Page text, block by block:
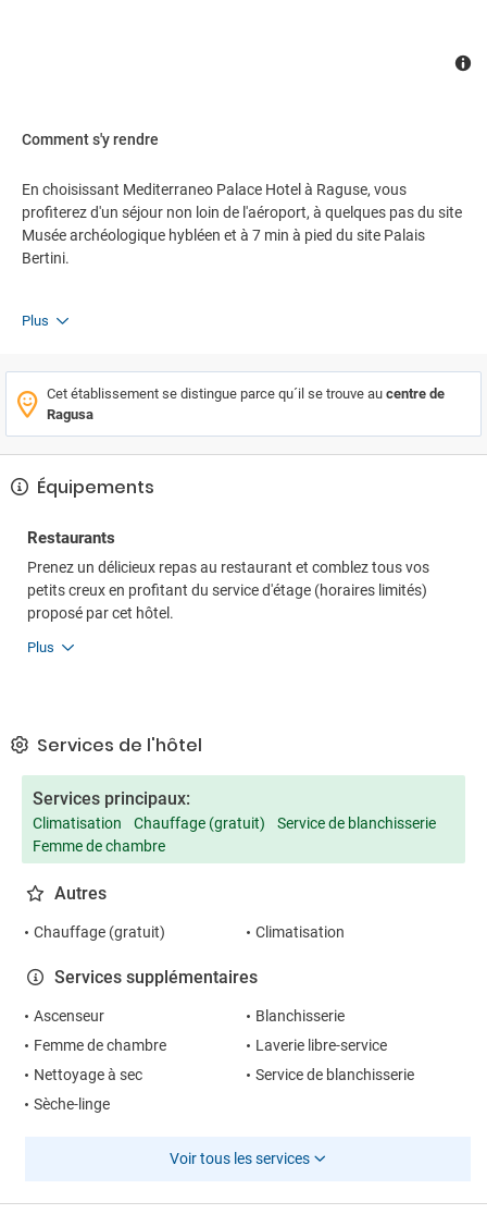
Comment s'y rendre
En choisissant Mediterraneo Palace Hotel à Raguse, vous
profiterez d'un séjour non loin de l'aéroport, à quelques pas du site
Musée archéologique hybléen et à 7 min à pied du site Palais
Bertini.
Plus
Cet établissement se distingue parce qu´il se trouve au centre de
Ragusa
Équipements
Restaurants
Prenez un délicieux repas au restaurant et comblez tous vos
petits creux en profitant du service d'étage (horaires limités)
proposé par cet hôtel.
Plus
Services de l'hôtel
Services principaux:
Climatisation Chauffage (gratuit)
Service de blanchisserie
Femme de chambre
Autres
Chauffage (gratuit) Climatisation
Services supplémentaires
Ascenseur
Blanchisserie
Femme de chambre
Laverie libre-service
Nettoyage à sec
Service de blanchisserie
Sèche-linge
Voir tous les services